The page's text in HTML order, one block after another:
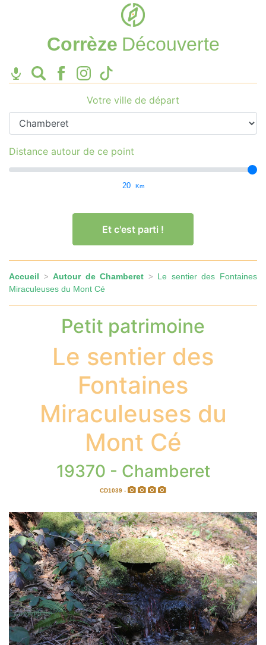
Corrèze Découverte
Votre ville de départ
Distance autour de ce point
20 Km
Et c'est parti !
Accueil >Autour de Chamberet > Le sentier des Fontaines
Miraculeuses du Mont Cé
Petit patrimoine
Le sentier des
Fontaines
Miraculeuses du
Mont Cé
19370 - Chamberet
CD1039 -